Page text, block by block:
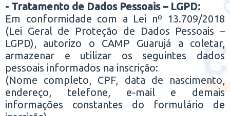
- Tratamento de Dados Pessoais – LGPD:
Em conformidade com a Lei nº 13.709/2018
(Lei Geral de Proteção de Dados Pessoais –
LGPD), autorizo o CAMP Guarujá a coletar,
armazenar e utilizar os seguintes dados
pessoais informados na inscrição:
(Nome completo, CPF, data de nascimento,
endereço, telefone, e-mail e demais
informações constantes do formulário de